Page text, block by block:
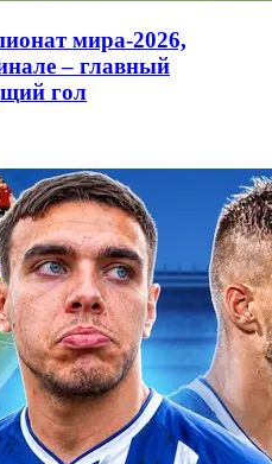
мира-2026,
– главный
гол